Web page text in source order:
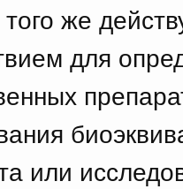
того же
для
или